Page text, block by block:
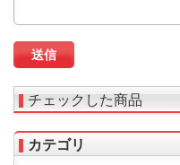
チェックした商品
カテゴリ